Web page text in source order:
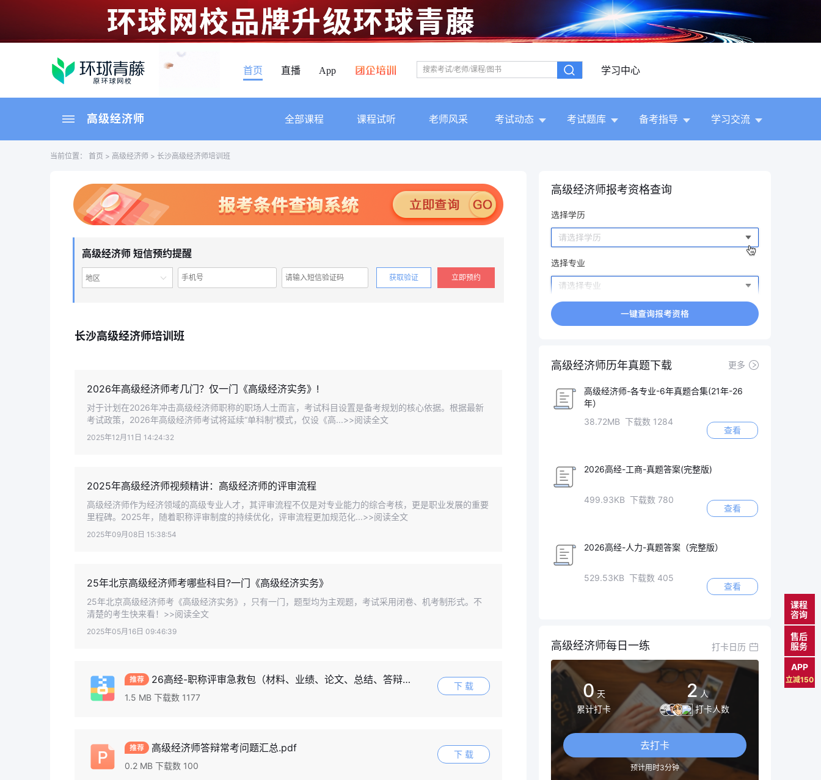
首页 直播 App 学习中心
高级经济师 全部课程 课程试听 老师风采 考试动态 考试题库 备考指导 学习交流
当前位置： 首页 > 高级经济师 > 长沙高级经济师培训班
高级经济师 短信预约提醒
地区 获取验证 立即预约
长沙高级经济师培训班
2026年高级经济师考几门？仅一门《高级经济实务》!
对于计划在2026年冲击高级经济师职称的职场人士而言，考试科目设置是备考规划的核心依据。根据最新
考试政策，2026年高级经济师考试将延续“单科制”模式，仅设《高...>>阅读全文
2025年12月11日 14:24:32
2025年高级经济师视频精讲：高级经济师的评审流程
高级经济师作为经济领域的高级专业人才，其评审流程不仅是对专业能力的综合考核，更是职业发展的重要
里程碑。2025年，随着职称评审制度的持续优化，评审流程更加规范化...>>阅读全文
2025年09月08日 15:38:54
25年北京高级经济师考哪些科目?一门《高级经济实务》
25年北京高级经济师考《高级经济实务》，只有一门，题型均为主观题，考试采用闭卷、机考制形式。不
清楚的考生快来看！>>阅读全文
2025年05月16日 09:46:39
26高经-职称评审急救包（材料、业绩、论文、总结、答辩）.rar
1.5 MB 下载数 1177
下 载
高级经济师答辩常考问题汇总.pdf
0.2 MB 下载数 100
下 载
高级经济师报考资格查询
高级经济师历年真题下载 更多
高级经济师-各专业-6年真题合集(21年-26
年）
38.72MB 下载数 1284
查看
2026高经-工商-真题答案(完整版)
499.93KB 下载数 780
查看
2026高经-人力-真题答案（完整版）
529.53KB 下载数 405
查看
高级经济师每日一练 打卡日历
0 天
累计打卡
2 人
打卡人数
去打卡
预计用时3分钟
课程
咨询
售后
服务
APP
立减150